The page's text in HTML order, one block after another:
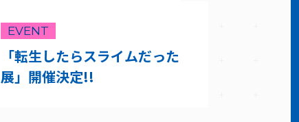
EVENT
「転生したらスライムだった
展」開催決定!!